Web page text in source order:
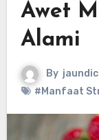
Awet
Alami
By
#Manfaat